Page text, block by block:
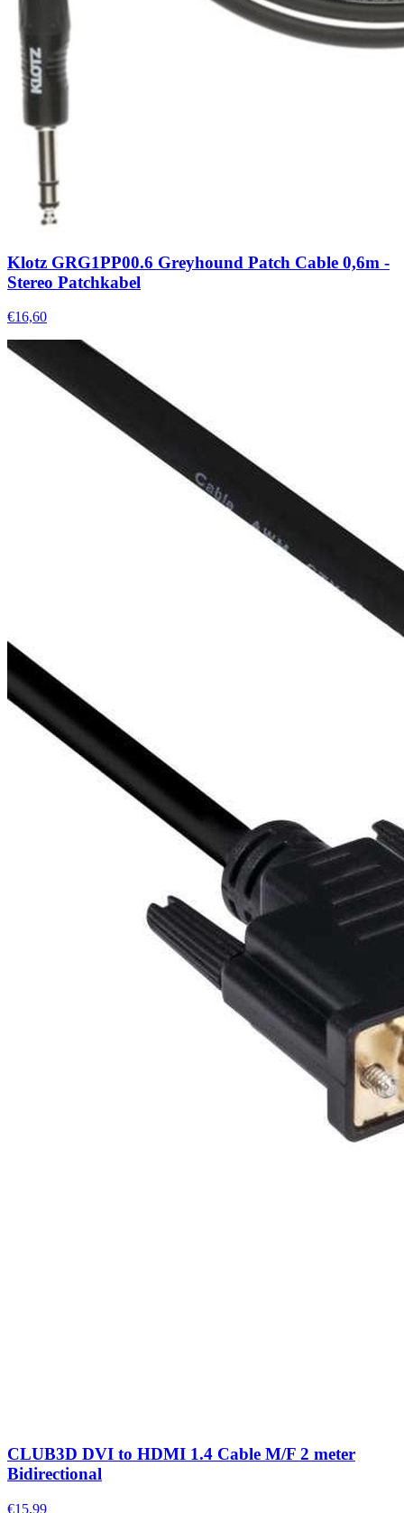
Klotz GRG1PP00.6 Greyhound Patch Cable 0,6m -
Stereo Patchkabel
€16,60
CLUB3D DVI to HDMI 1.4 Cable M/F 2 meter
Bidirectional
€15,99